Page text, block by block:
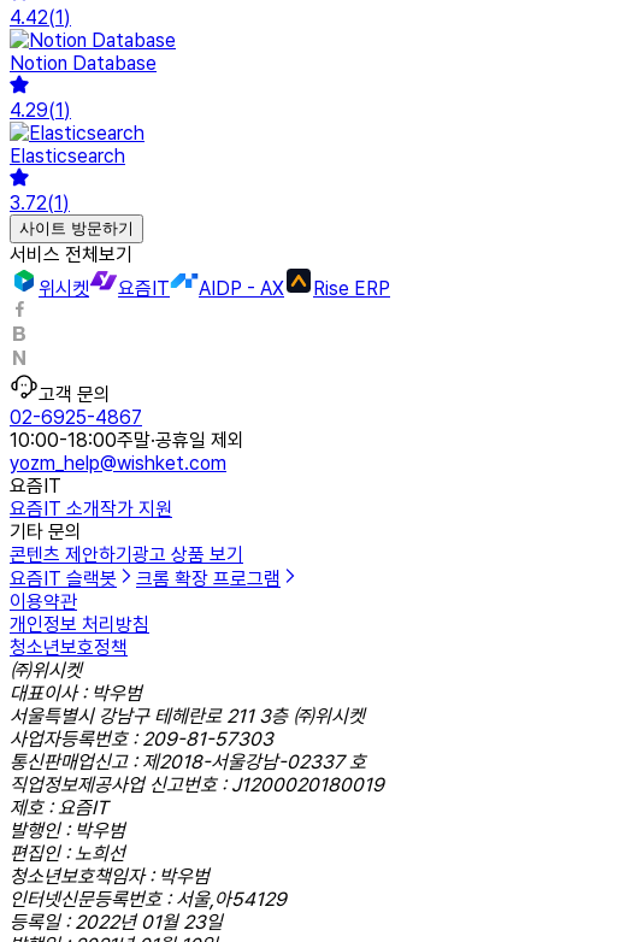
4.42(1)
Notion Database
4.29(1)
Elasticsearch
3.72(1)
사이트 방문하기
서비스 전체보기
위시켓
요즘IT AIDP - AX Rise ERP
고객 문의
02-6925-4867
10:00-18:00주말·공휴일 제외
yozm_help@wishket.com
요즘IT
요즘IT 소개작가 지원
기타 문의
콘텐츠 제안하기광고 상품 보기
요즘IT 슬랙봇
크롬 확장 프로그램
이용약관
개인정보 처리방침
청소년보호정책
㈜위시켓
대표이사 : 박우범
서울특별시 강남구 테헤란로 211 3층 ㈜위시켓
사업자등록번호 : 209-81-57303
통신판매업신고 : 제2018-서울강남-02337 호
직업정보제공사업 신고번호 : J1200020180019
제호 : 요즘IT
발행인 : 박우범
편집인 : 노희선
청소년보호책임자 : 박우범
인터넷신문등록번호 : 서울,아54129
등록일 : 2022년 01월 23일